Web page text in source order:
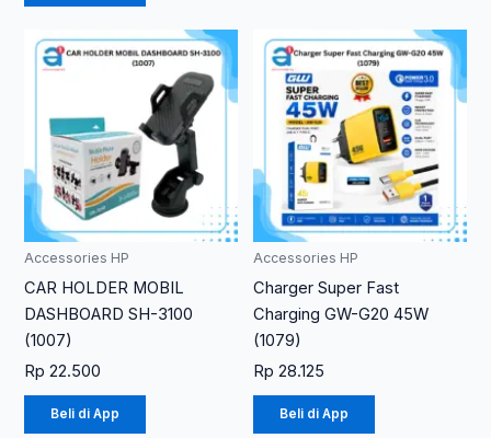
Accessories HP
CAR HOLDER MOBIL
DASHBOARD SH-3100
(1007)
Rp 22.500
Beli di App
Accessories HP
Charger Super Fast
Charging GW-G20 45W
(1079)
Rp 28.125
Beli di App